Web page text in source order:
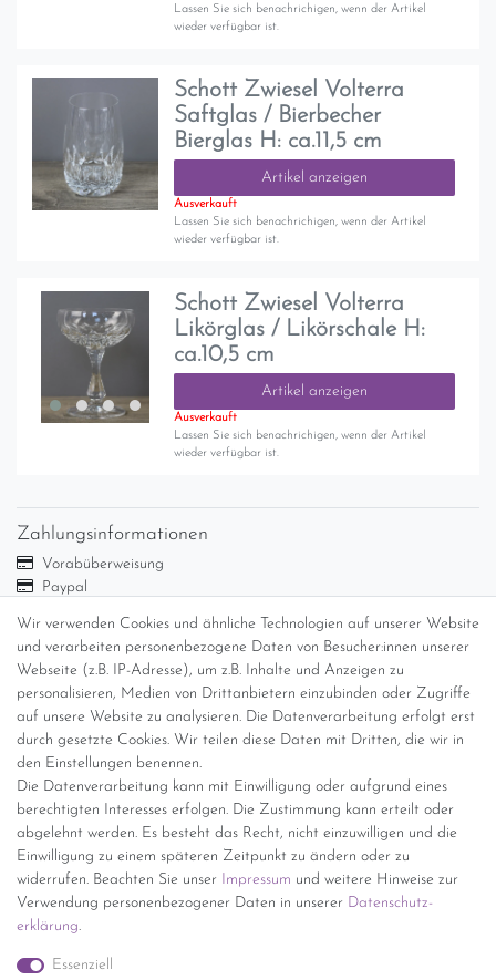
Lassen Sie sich benachrichigen, wenn der Artikel
wieder verfügbar ist.
Schott Zwiesel Volterra
Saftglas / Bierbecher
Bierglas H: ca.11,5 cm
Artikel anzeigen
Ausverkauft
Lassen Sie sich benachrichigen, wenn der Artikel
wieder verfügbar ist.
Schott Zwiesel Volterra
Likörglas / Likörschale H:
ca.10,5 cm
Artikel anzeigen
Ausverkauft
Lassen Sie sich benachrichigen, wenn der Artikel
wieder verfügbar ist.
Wir verwenden Cookies und ähnliche Technologien auf unserer Website
und verarbeiten personenbezogene Daten von Besucher:innen unserer
Webseite (z.B. IP-Adresse), um z.B. Inhalte und Anzeigen zu
personalisieren, Medien von Drittanbietern einzubinden oder Zugriffe
auf unsere Website zu analysieren. Die Datenverarbeitung erfolgt erst
durch gesetzte Cookies. Wir teilen diese Daten mit Dritten, die wir in
den Einstellungen benennen.
Die Datenverarbeitung kann mit Einwilligung oder aufgrund eines
berechtigten Interesses erfolgen. Die Zustimmung kann erteilt oder
abgelehnt werden. Es besteht das Recht, nicht einzuwilligen und die
Einwilligung zu einem späteren Zeitpunkt zu ändern oder zu
widerrufen. Beachten Sie unser Impressum und weitere Hinweise zur
Verwendung personenbezogener Daten in unserer Daten­schutz­
erklärung.
Essenziell
Zahlungsinformationen
Vorabüberweisung
Paypal
Versandinformationen
Versand per GLS (6,90 Euro) oder DHL (8,49 Euro ) inkl. MwSt.
(innerhalb Deutschlands)
kostenfreie Lieferung ab 150 Euro Warenwert (innerhalb
Deutschlands)
Übersicht Internationale Versandkosten
Wir kaufen an
Sie haben zuviel Porzellan im Schrank? Gerne kaufen wir dieses an.
Einfach unverbindliches Angebot anfordern.
*Endpreis inkl. MwSt. (Dieser Artikel unterliegt gem. § 25a